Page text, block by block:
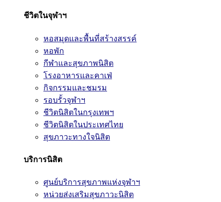
ชีวิตในจุฬาฯ
หอสมุดและพื้นที่สร้างสรรค์
หอพัก
กีฬาและสุขภาพนิสิต
โรงอาหารและคาเฟ่
กิจกรรมและชมรม
รอบรั้วจุฬาฯ
ชีวิตนิสิตในกรุงเทพฯ
ชีวิตนิสิตในประเทศไทย
สุขภาวะทางใจนิสิต
บริการนิสิต
ศูนย์บริการสุขภาพแห่งจุฬาฯ
หน่วยส่งเสริมสุขภาวะนิสิต